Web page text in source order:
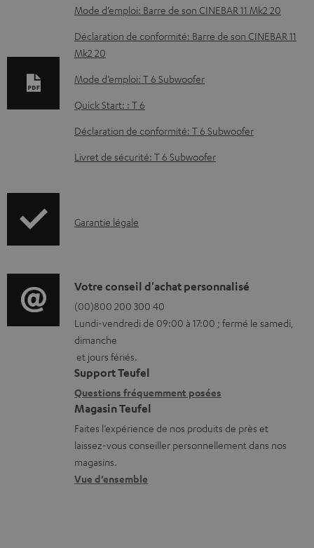
D
o
c
u
e
n
t
é
c
h
a
r
g
e
a
b
l
e
Mode d’emploi: Barre de son CINEBAR 11 Mk2 20
Déclaration de conformité: Barre de son CINEBAR 11
Mk2 20
Mode d’emploi: T 6 Subwoofer
Quick Start: : T 6
Déclaration de conformité: T 6 Subwoofer
Livret de sécurité: T 6 Subwoofer
I
o
r
m
a
t
i
o
n
s
r
Garantie légale
D
é
t
a
i
l
s
c
o
n
Votre conseil d'achat personnalisé
(00)800 200 300 40
Lundi-vendredi de 09:00 à 17:00 ; fermé le samedi,
dimanche
et jours fériés.
Support Teufel
Questions fréquemment posées
Magasin Teufel
Faites l’expérience de nos produits de près et
laissez-vous conseiller personnellement dans nos
magasins.
Vue d’ensemble